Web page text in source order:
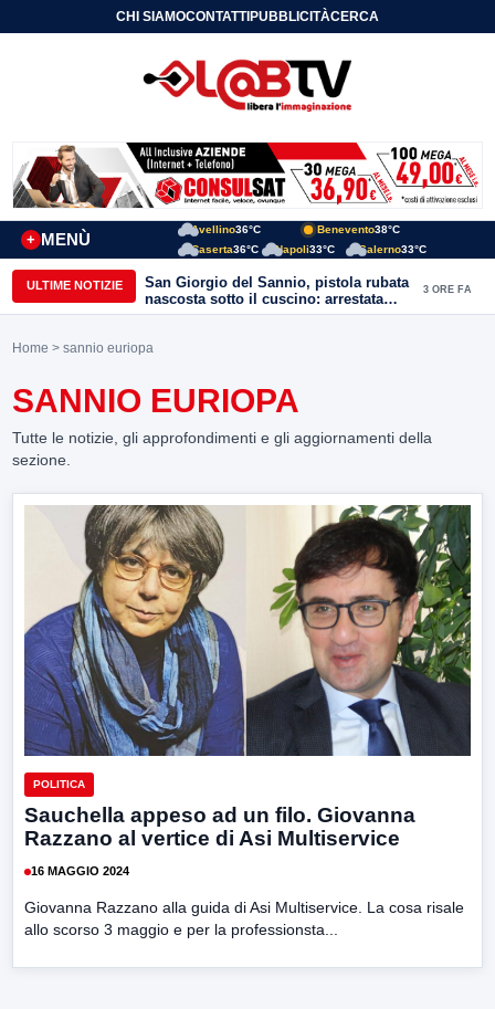
CHI SIAMOCONTATTIPUBBLICITÀCERCA
MENÙ
+
Avellino36°C Benevento38°C
Caserta36°C Napoli33°C Salerno33°C
ULTIME NOTIZIE
San Giorgio del Sannio, pistola rubata
nascosta sotto il cuscino: arrestata
51enne
3 ORE FA
Home > sannio euriopa
SANNIO EURIOPA
Tutte le notizie, gli approfondimenti e gli aggiornamenti della
sezione.
POLITICA
Sauchella appeso ad un filo. Giovanna
Razzano al vertice di Asi Multiservice
16 MAGGIO 2024
Giovanna Razzano alla guida di Asi Multiservice. La cosa risale
allo scorso 3 maggio e per la professionsta...